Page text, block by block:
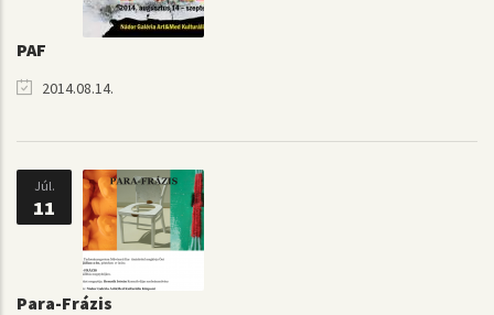
PAF
2014.08.14.
Júl.
11
Para-Frázis